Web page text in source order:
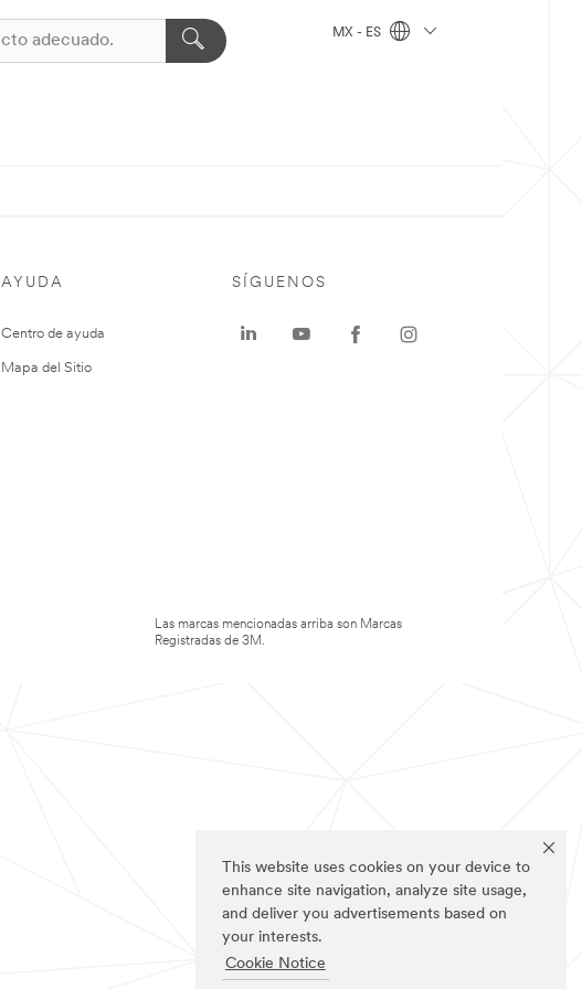
This website uses cookies on your device to
enhance site navigation, analyze site usage,
and deliver you advertisements based on
your interests.
Cookie Notice
MX - ES
AYUDA
Centro de ayuda
Mapa del Sitio
SÍGUENOS
Las marcas mencionadas arriba son Marcas
Registradas de 3M.